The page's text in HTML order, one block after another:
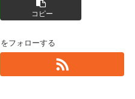
コピー
フォローする